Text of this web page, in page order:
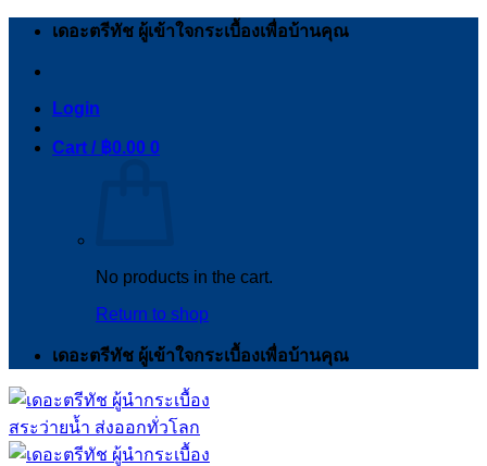
Skip
เดอะตรีทัช ผู้เข้าใจกระเบื้องเพื่อบ้านคุณ
Login
Cart / ฿0.00 0
No products in the cart.
Return to shop
เดอะตรีทัช ผู้เข้าใจกระเบื้องเพื่อบ้านคุณ